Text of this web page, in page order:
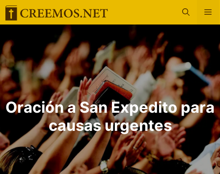
Saltar
contenido
Oración a San Expedito para
causas urgentes